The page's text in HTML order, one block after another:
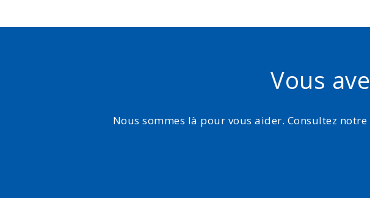
Vous
Nous sommes là pour vous aider. Consultez